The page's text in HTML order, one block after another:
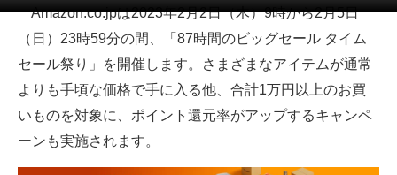
ITの今と未来を見通す
スマホと通信の最新トレンド
進化するPCとデバイスの未来
好きが集まる 比べて選べる
Amazon.co.jpは2023年2月2日（木）9時から2月5日
（日）23時59分の間、「87時間のビッグセール タイム
セール祭り」を開催します。さまざまなアイテムが通常
よりも手頃な価格で手に入る他、合計1万円以上のお買
いものを対象に、ポイント還元率がアップするキャンペ
ーンも実施されます。